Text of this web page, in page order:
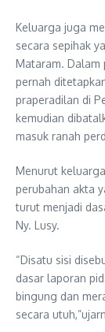
Keluarga juga
secara sepihak
Mataram. Dalam
pernah
praperadilan di
kemudian
masuk ranah
Menurut
perubahan akta
turut menjadi
Ny. Lusy.
“Disatu sisi
dasar laporan
bingung dan
secara